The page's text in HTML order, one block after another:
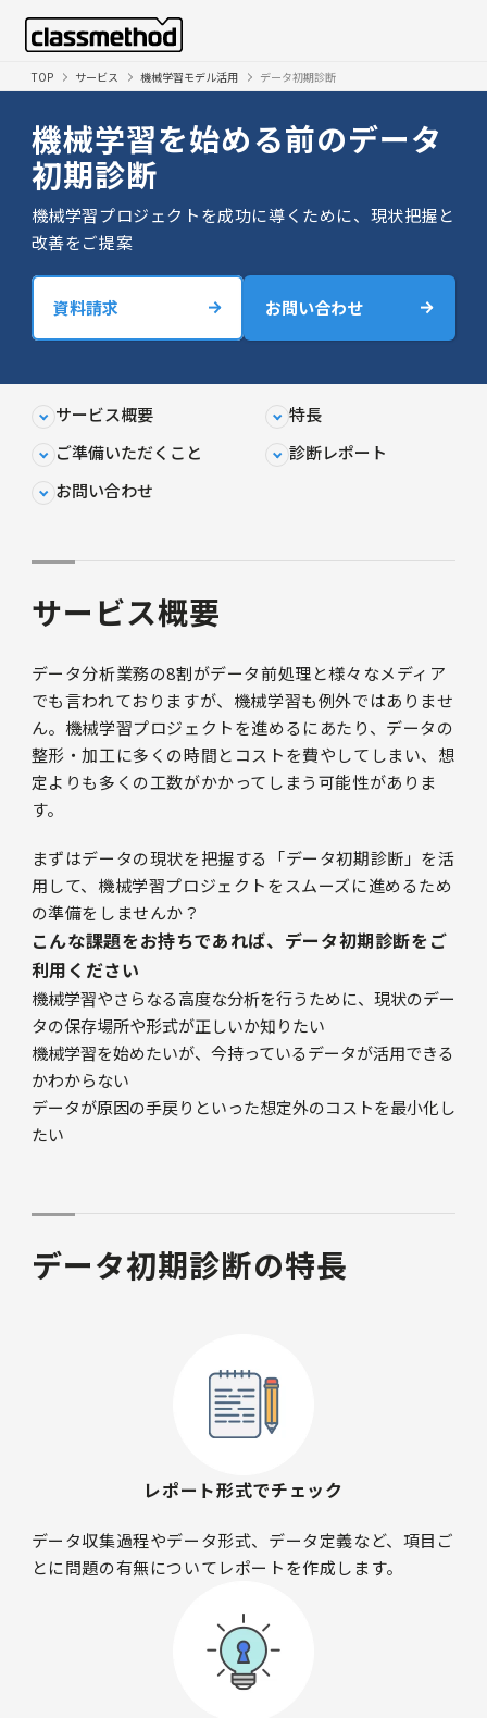
TOP サービス 機械学習モデル活用 データ初期診断
機械学習を始める前のデータ
初期診断
機械学習プロジェクトを成功に導くために、現状把握と
改善をご提案
資料請求 お問い合わせ
サービス概要
特長
ご準備いただくこと
診断レポート
お問い合わせ
サービス概要
データ分析業務の8割がデータ前処理と様々なメディア
でも言われておりますが、機械学習も例外ではありませ
ん。機械学習プロジェクトを進めるにあたり、データの
整形・加工に多くの時間とコストを費やしてしまい、想
定よりも多くの工数がかかってしまう可能性がありま
す。
まずはデータの現状を把握する「データ初期診断」を活
用して、機械学習プロジェクトをスムーズに進めるため
の準備をしませんか？
こんな課題をお持ちであれば、データ初期診断をご
利用ください
機械学習やさらなる高度な分析を行うために、現状のデー
タの保存場所や形式が正しいか知りたい
機械学習を始めたいが、今持っているデータが活用できる
かわからない
データが原因の手戻りといった想定外のコストを最小化し
たい
データ初期診断の特長
レポート形式でチェック
データ収集過程やデータ形式、データ定義など、項目ご
とに問題の有無についてレポートを作成します。